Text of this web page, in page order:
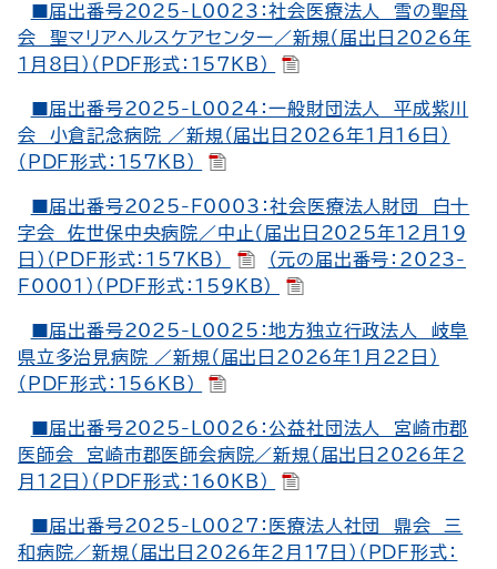
■届出番号2025-L0023：社会医療法人 雪の聖母
会 聖マリアヘルスケアセンター／新規（届出日2026年
1月8日）（PDF形式：157KB）
■届出番号2025-L0024：一般財団法人 平成紫川
会 小倉記念病院 ／新規（届出日2026年1月16日）
（PDF形式：157KB）
■届出番号2025-F0003：社会医療法人財団 白十
字会 佐世保中央病院／中止（届出日2025年12月19
日）（PDF形式：157KB）
（元の届出番号：2023-
F0001）（PDF形式：159KB）
■届出番号2025-L0025：地方独立行政法人 岐阜
県立多治見病院 ／新規（届出日2026年1月22日）
（PDF形式：156KB）
■届出番号2025-L0026：公益社団法人 宮崎市郡
医師会 宮崎市郡医師会病院／新規（届出日2026年2
月12日）（PDF形式：160KB）
■届出番号2025-L0027：医療法人社団 鼎会 三
和病院／新規（届出日2026年2月17日）（PDF形式：